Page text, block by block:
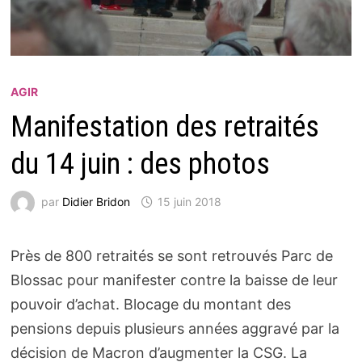
AGIR
Manifestation des retraités
du 14 juin : des photos
par Didier Bridon 15 juin 2018
Près de 800 retraités se sont retrouvés Parc de
Blossac pour manifester contre la baisse de leur
pouvoir d’achat. Blocage du montant des
pensions depuis plusieurs années aggravé par la
décision de Macron d’augmenter la CSG. La